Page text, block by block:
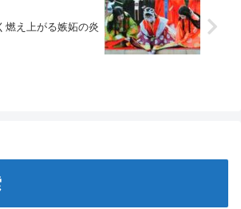
燃え上がる嫉妬の炎